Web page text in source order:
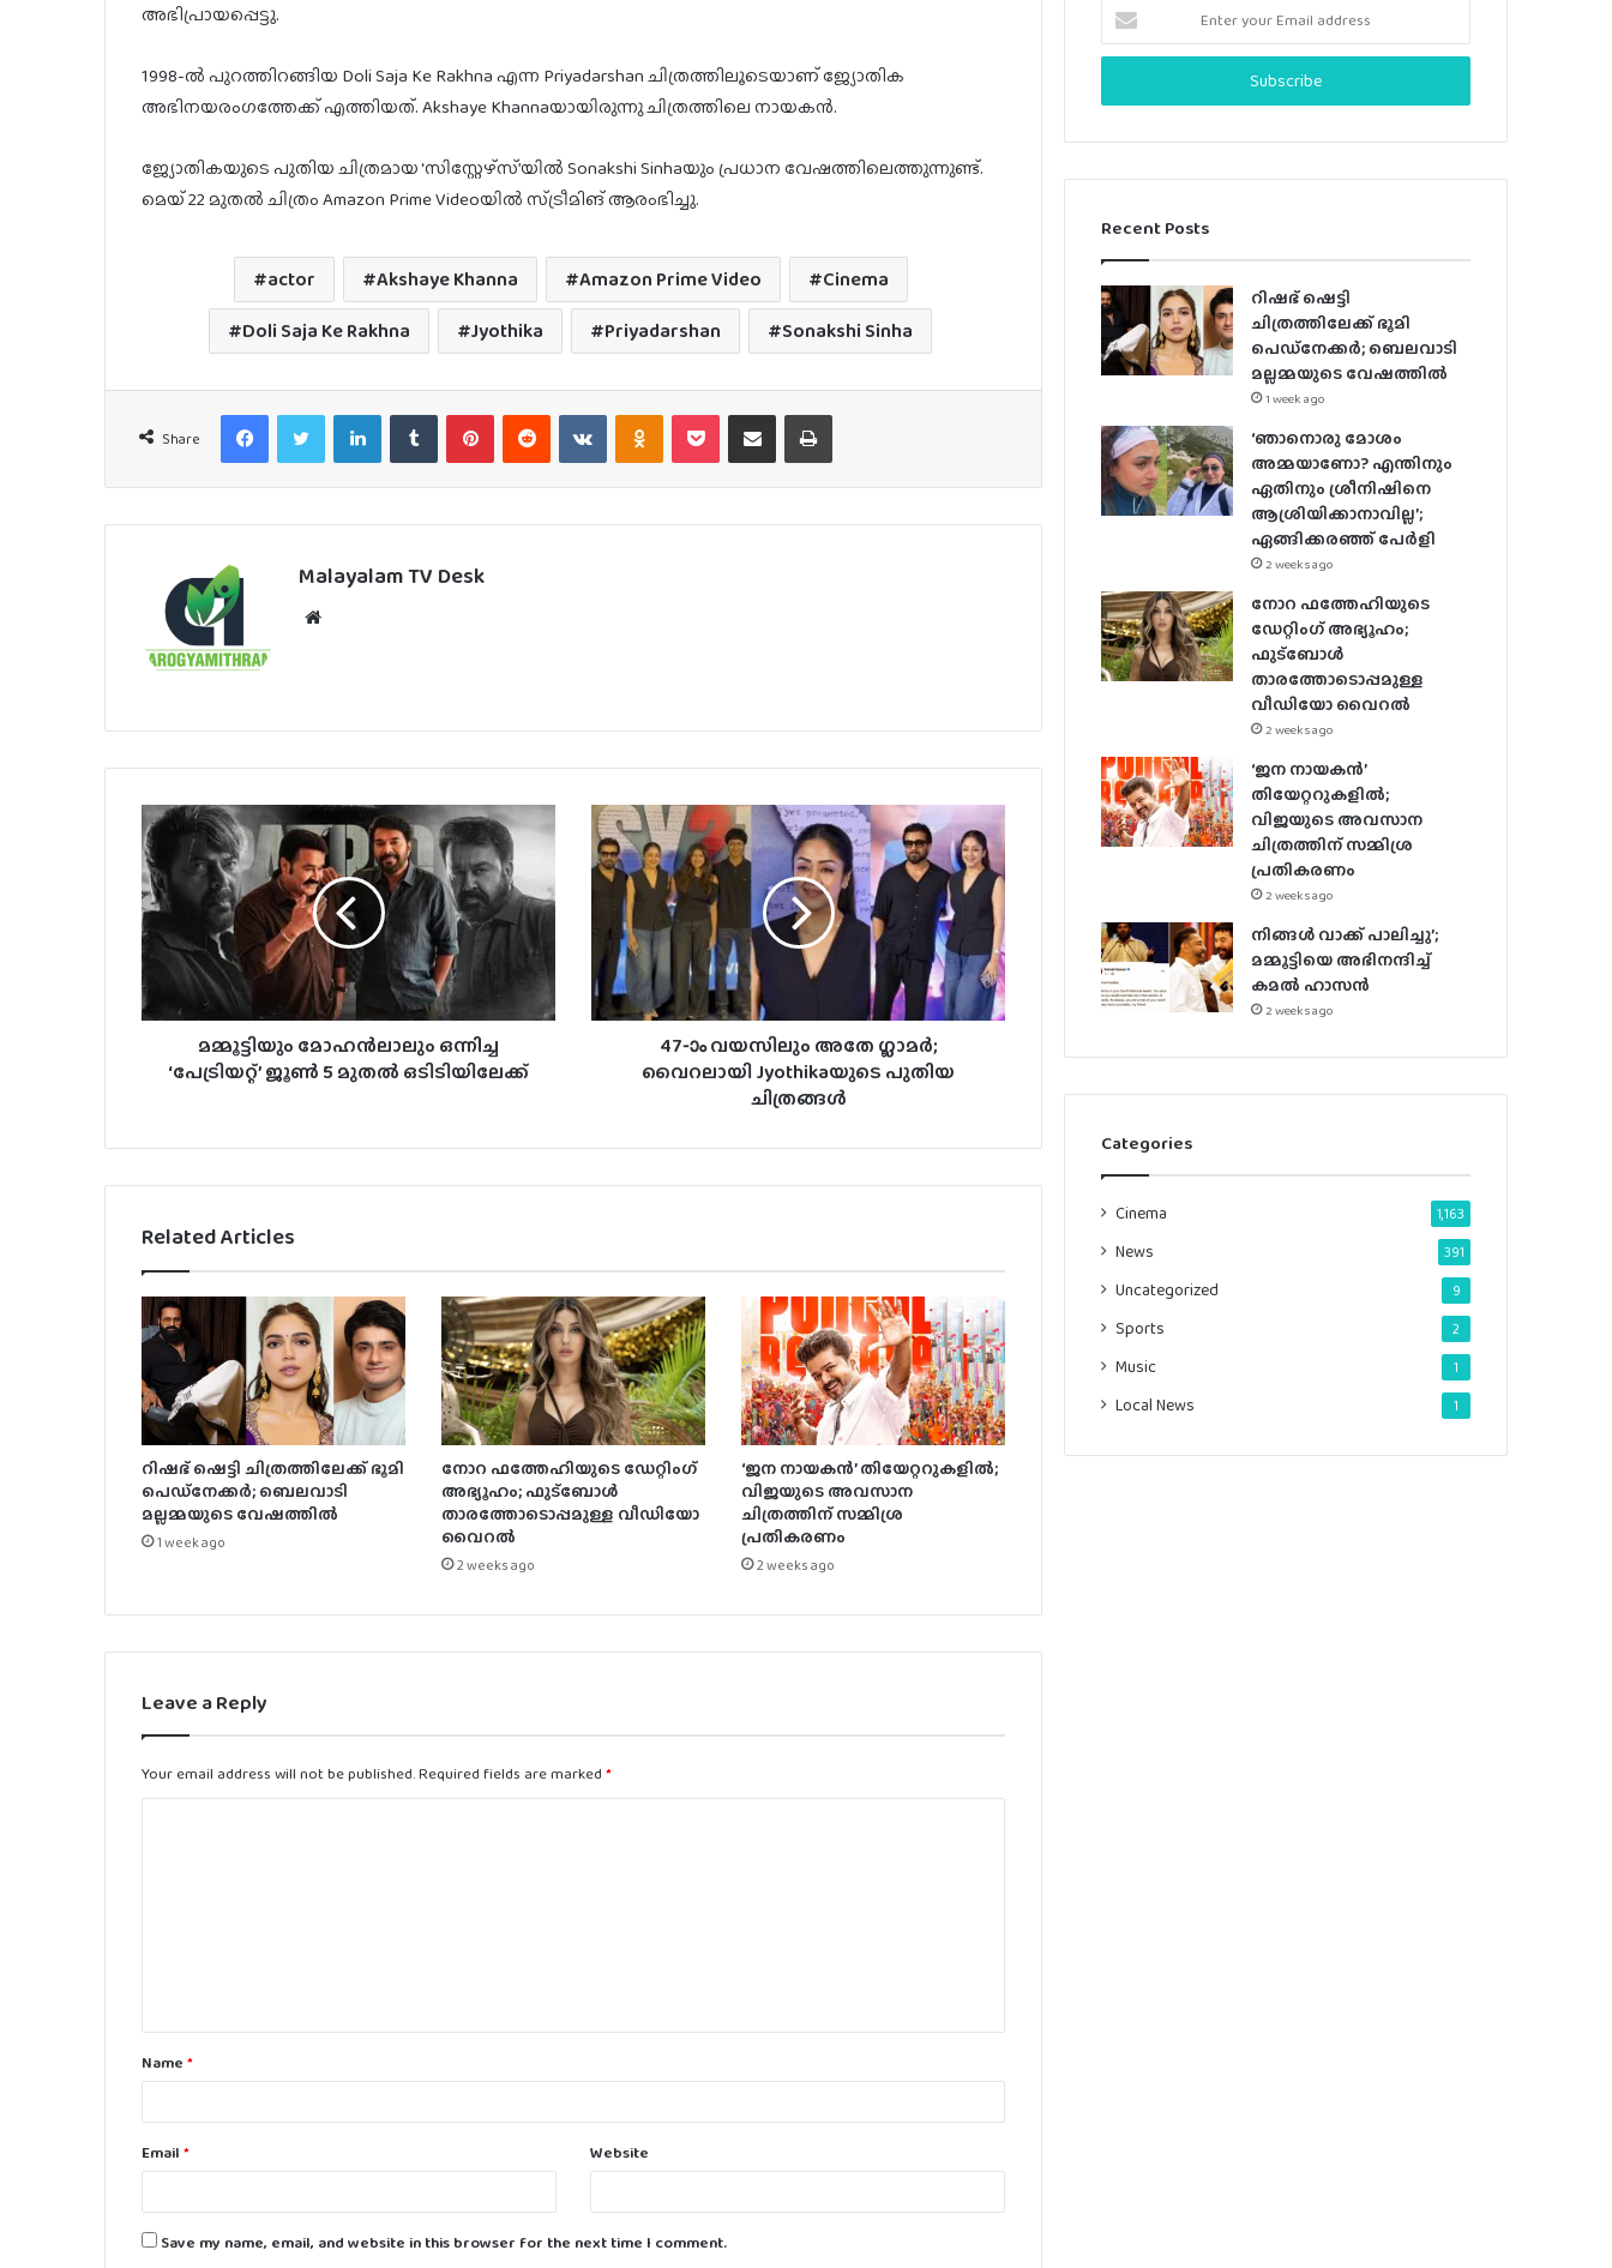
അഭിപ്രായപ്പെട്ടു.
1998-ൽ പുറത്തിറങ്ങിയ Doli Saja Ke Rakhna എന്ന Priyadarshan ചിത്രത്തിലൂടെയാണ് ജ്യോതിക
അഭിനയരംഗത്തേക്ക് എത്തിയത്. Akshaye Khannaയായിരുന്നു ചിത്രത്തിലെ നായകൻ.
ജ്യോതികയുടെ പുതിയ ചിത്രമായ ‘സിസ്റ്റേഴ്സ്’യിൽ Sonakshi Sinhaയും പ്രധാന വേഷത്തിലെത്തുന്നുണ്ട്.
മെയ് 22 മുതൽ ചിത്രം Amazon Prime Videoയിൽ സ്ട്രീമിങ് ആരംഭിച്ചു.
actor Akshaye Khanna Amazon Prime Video
Cinema
Doli Saja Ke Rakhna
Jyothika Priyadarshan Sonakshi Sinha
Share
FacebookTwitter LinkedInTumblr PinterestReddit VKontakteOdnoklassniki
Pocket Share via Email Print
Malayalam TV Desk
മമ്മൂട്ടിയും മോഹൻലാലും ഒന്നിച്ച
‘പേട്രിയറ്റ്’ ജൂൺ 5 മുതൽ ഒടിടിയിലേക്ക്
47-ാം വയസിലും അതേ ഗ്ലാമർ;
വൈറലായി Jyothikaയുടെ പുതിയ
ചിത്രങ്ങൾ
Related Articles
റിഷഭ് ഷെട്ടി ചിത്രത്തിലേക്ക് ഭൂമി
പെഡ്‌നേക്കർ; ബെലവാടി
മല്ലമ്മയുടെ വേഷത്തിൽ
1 week ago
നോറ ഫത്തേഹിയുടെ ഡേറ്റിംഗ്
അഭ്യൂഹം; ഫുട്ബോൾ
താരത്തോടൊപ്പമുള്ള വീഡിയോ
വൈറൽ
2 weeks ago
‘ജന നായകൻ’ തിയേറ്ററുകളിൽ;
വിജയുടെ അവസാന
ചിത്രത്തിന് സമ്മിശ്ര
പ്രതികരണം
2 weeks ago
Leave a Reply
Your email address will not be published.Required fields are marked *
t
*Name *
Email * Website
Save my name, email, and website in this browser for the next time I comment.
Enter
your
Email
Recent Posts
റിഷഭ് ഷെട്ടി
ചിത്രത്തിലേക്ക് ഭൂമി
പെഡ്‌നേക്കർ; ബെലവാടി
മല്ലമ്മയുടെ വേഷത്തിൽ
1 week ago
‘ഞാനൊരു മോശം
അമ്മയാണോ? എന്തിനും
ഏതിനും ശ്രീനിഷിനെ
ആശ്രിയിക്കാനാവില്ല’;
ഏങ്ങിക്കരഞ്ഞ് പേർളി
2 weeks ago
നോറ ഫത്തേഹിയുടെ
ഡേറ്റിംഗ് അഭ്യൂഹം;
ഫുട്ബോൾ
താരത്തോടൊപ്പമുള്ള
വീഡിയോ വൈറൽ
2 weeks ago
‘ജന നായകൻ’
തിയേറ്ററുകളിൽ;
വിജയുടെ അവസാന
ചിത്രത്തിന് സമ്മിശ്ര
പ്രതികരണം
2 weeks ago
നിങ്ങൾ വാക്ക് പാലിച്ചു’;
മമ്മൂട്ടിയെ അഭിനന്ദിച്ച്
കമൽ ഹാസൻ
2 weeks ago
Categories
Cinema 1,163
News 391
Uncategorized 9
Sports 2
Music 1
Local News 1